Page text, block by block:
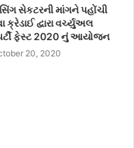
સેકટરની માંગને પહોંચી
ક્રેડાઈ દ્વારા વર્ચ્યુઅલ
ફેસ્ટ 2020 નું આયોજન
20, 2020